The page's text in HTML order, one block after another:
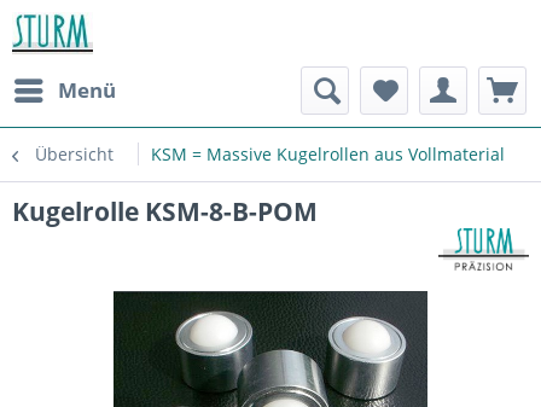
Menü
Übersicht KSM = Massive Kugelrollen aus Vollmaterial
Kugelrolle KSM-8-B-POM